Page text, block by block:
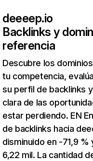
deeeep.io
Backlinks y
referencia
Descubre los
tu competencia,
su perfil de backlinks
clara de las
estar perdiendo. EN
de backlinks hacia
disminuido en -71,9 %
6,22 mil. La cantidad